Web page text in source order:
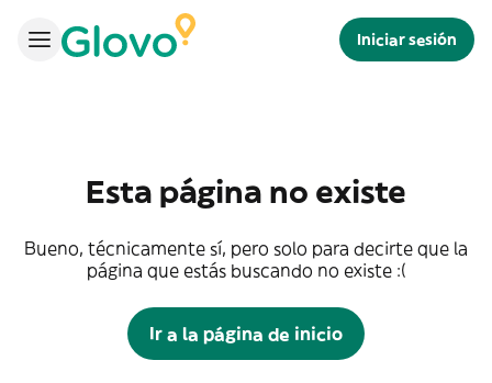
Iniciar sesión
Esta página no existe
Bueno, técnicamente sí, pero solo para decirte que la
página que estás buscando no existe :(
Ir a la página de inicio